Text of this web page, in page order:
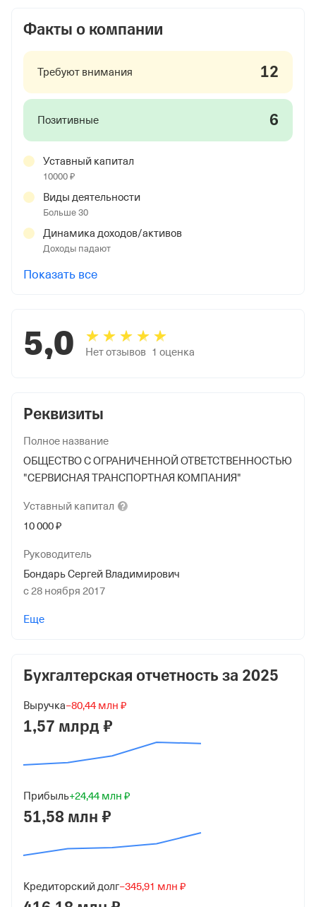
Реквизиты
Полное название
ОБЩЕСТВО С ОГРАНИЧЕННОЙ ОТВЕТСТВЕННОСТЬЮ
"СЕРВИСНАЯ ТРАНСПОРТНАЯ КОМПАНИЯ"
Уставный капитал
10 000 ₽
Руководитель
Бондарь Сергей Владимирович
с 28 ноября 2017
Бондарь Сергей Владимирович
Общество С Ограниченной Ответственностью
6 800 ₽ (68%)
Малый бизнес
ООО "СТК"
Юридический адрес
629831, Ямало-Ненецкий АО, г Губкинский, мкр № 13,
Еще
Бухгалтерская отчетность за 2025
Выручка−80,44 млн ₽
1,57 млрд ₽
Прибыль+24,44 млн ₽
51,58 млн ₽
Кредиторский долг−345,91 млн ₽
Факты о компании
Требуют внимания 12
Позитивные 6
Уставный капитал
10000 ₽
Виды деятельности
Больше 30
Динамика доходов/активов
Доходы падают
Показать все
5,0 Нет отзывов 1 оценка